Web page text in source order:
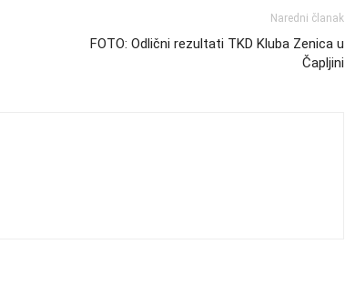
Naredni članak
FOTO: Odlični rezultati TKD Kluba Zenica u
Čapljini